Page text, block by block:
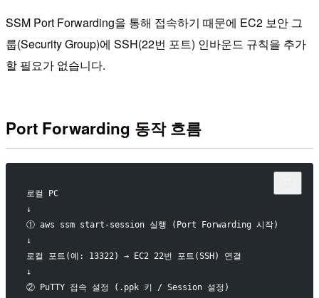
SSM Port Forwarding을 통해 접속하기 때문에 EC2 보안 그
룹(Security Group)에 SSH(22번 포트) 인바운드 규칙을 추가
할 필요가 없습니다.
Port Forwarding 동작 흐름
로컬 PC
↓
① aws ssm start-session 실행 (Port Forwarding 시작)
↓
로컬 포트(예: 13322) → EC2 22번 포트(SSH) 연결
↓
② PuTTY 접속 설정 (.ppk 키 / Session 설정)